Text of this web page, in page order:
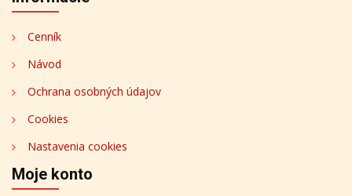
Cenník
Návod
Ochrana osobných údajov
Cookies
Nastavenia cookies
Moje konto